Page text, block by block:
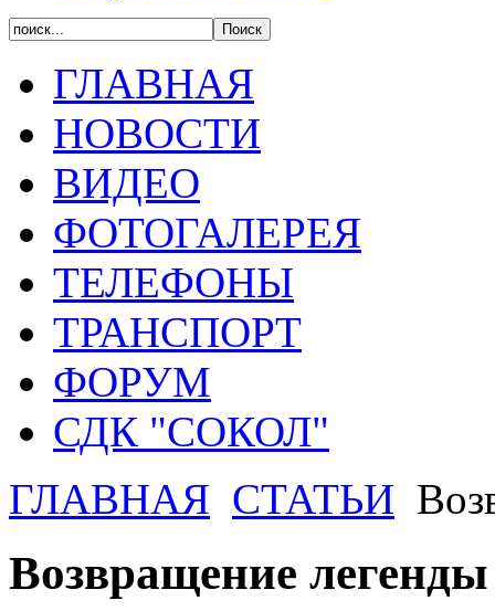
ГЛАВНАЯ
НОВОСТИ
ВИДЕО
ФОТОГАЛЕРЕЯ
ТЕЛЕФОНЫ
ТРАНСПОРТ
ФОРУМ
СДК "СОКОЛ"
ГЛАВНАЯ СТАТЬИ
Возвращение